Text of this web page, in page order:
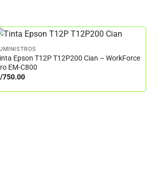
Epson T12P T12P200 Cian – WorkForce
EM-C800
750.00